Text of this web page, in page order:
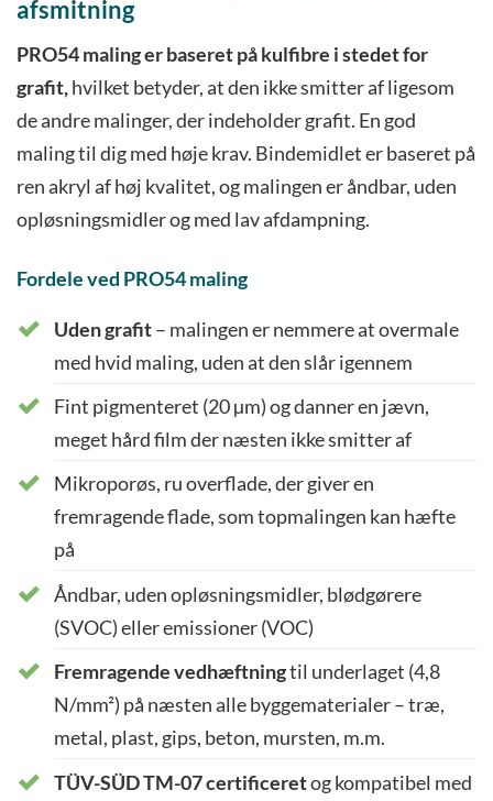
afsmitning
PRO54 maling er baseret på kulfibre i stedet for
grafit,hvilket betyder, at den ikke smitter af ligesom
de andre malinger, der indeholder grafit. En god
maling til dig med høje krav. Bindemidlet er baseret på
ren akryl af høj kvalitet, og malingen er åndbar, uden
opløsningsmidler og med lav afdampning.
Fordele ved PRO54 maling
Uden grafit– malingen er nemmere at overmale
med hvid maling, uden at den slår igennem
Fint pigmenteret (20 µm) og danner en jævn,
meget hård film der næsten ikke smitter af
Mikroporøs, ru overflade, der giver en
fremragende flade, som topmalingen kan hæfte
på
Åndbar, uden opløsningsmidler, blødgørere
(SVOC) eller emissioner (VOC)
Fremragende vedhæftningtil underlaget (4,8
N/mm²) på næsten alle byggematerialer – træ,
metal, plast, gips, beton, mursten, m.m.
TÜV-SÜD TM-07 certificeretog kompatibel med